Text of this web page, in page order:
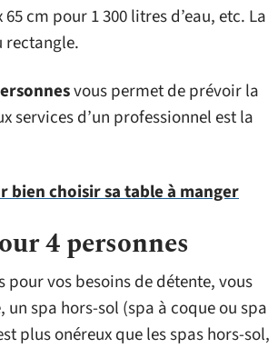
65 cm pour 1 300 litres d’eau, etc. La
rectangle.
vous permet de prévoir la
services d’un professionnel est la
bien choisir sa table à manger
4 personnes
pour vos besoins de détente, vous
spa hors-sol (spa à coque ou spa
plus onéreux que les spas hors-sol,